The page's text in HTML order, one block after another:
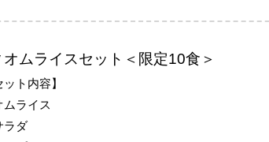
ムライスセット＜限定10食＞
ット内容】
ムライス
ラダ